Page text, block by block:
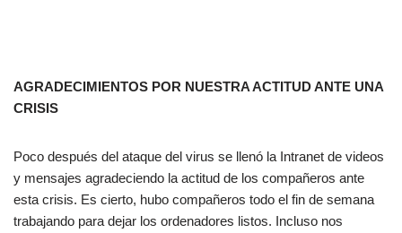
AGRADECIMIENTOS POR NUESTRA ACTITUD ANTE UNA
CRISIS
Poco después del ataque del virus se llenó la Intranet de videos
y mensajes agradeciendo la actitud de los compañeros ante
esta crisis. Es cierto, hubo compañeros todo el fin de semana
trabajando para dejar los ordenadores listos. Incluso nos